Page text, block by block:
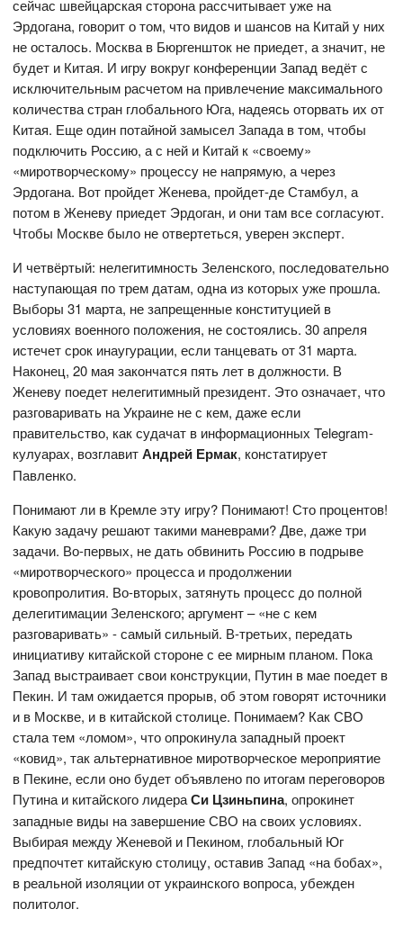
сейчас швейцарская сторона рассчитывает уже на
Эрдогана, говорит о том, что видов и шансов на Китай у них
не осталось. Москва в Бюргеншток не приедет, а значит, не
будет и Китая. И игру вокруг конференции Запад ведёт с
исключительным расчетом на привлечение максимального
количества стран глобального Юга, надеясь оторвать их от
Китая. Еще один потайной замысел Запада в том, чтобы
подключить Россию, а с ней и Китай к «своему»
«миротворческому» процессу не напрямую, а через
Эрдогана. Вот пройдет Женева, пройдет-де Стамбул, а
потом в Женеву приедет Эрдоган, и они там все согласуют.
Чтобы Москве было не отвертеться, уверен эксперт.
И четвёртый: нелегитимность Зеленского, последовательно
наступающая по трем датам, одна из которых уже прошла.
Выборы 31 марта, не запрещенные конституцией в
условиях военного положения, не состоялись. 30 апреля
истечет срок инаугурации, если танцевать от 31 марта.
Наконец, 20 мая закончатся пять лет в должности. В
Женеву поедет нелегитимный президент. Это означает, что
разговаривать на Украине не с кем, даже если
правительство, как судачат в информационных Telegram-
кулуарах, возглавитАндрей Ермак, констатирует
Павленко.
Понимают ли в Кремле эту игру? Понимают! Сто процентов!
Какую задачу решают такими маневрами? Две, даже три
задачи. Во-первых, не дать обвинить Россию в подрыве
«миротворческого» процесса и продолжении
кровопролития. Во-вторых, затянуть процесс до полной
делегитимации Зеленского; аргумент – «не с кем
разговаривать» - самый сильный. В-третьих, передать
инициативу китайской стороне с ее мирным планом. Пока
Запад выстраивает свои конструкции, Путин в мае поедет в
Пекин. И там ожидается прорыв, об этом говорят источники
и в Москве, и в китайской столице. Понимаем? Как СВО
стала тем «ломом», что опрокинула западный проект
«ковид», так альтернативное миротворческое мероприятие
в Пекине, если оно будет объявлено по итогам переговоров
Путина и китайского лидераСи Цзиньпина, опрокинет
западные виды на завершение СВО на своих условиях.
Выбирая между Женевой и Пекином, глобальный Юг
предпочтет китайскую столицу, оставив Запад «на бобах»,
в реальной изоляции от украинского вопроса, убежден
политолог.